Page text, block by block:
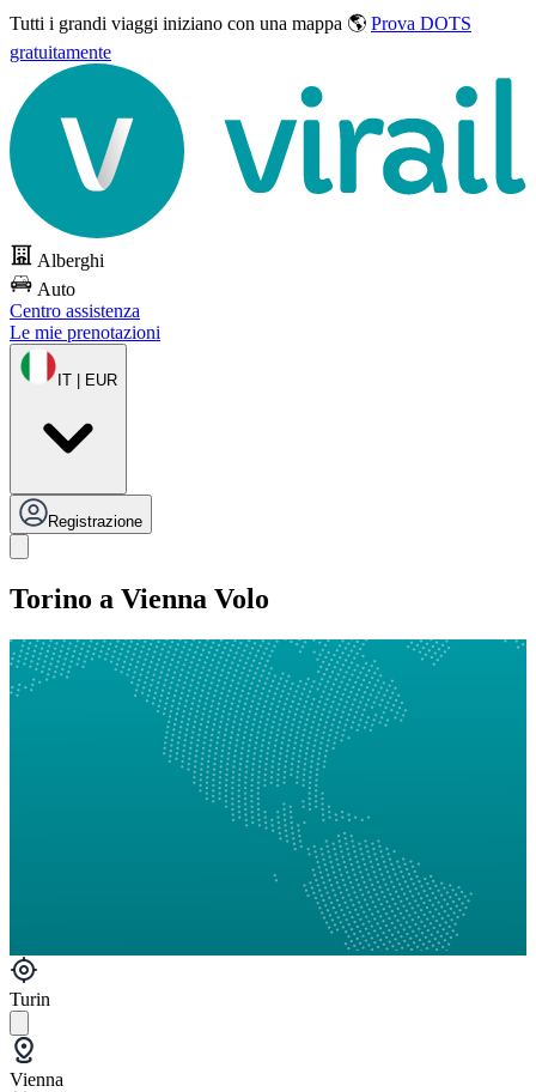
Tutti i grandi viaggi iniziano con una mappa 🌎 Prova DOTS
gratuitamente
Alberghi
Auto
Centro assistenza
Le mie prenotazioni
IT | EUR
Registrazione
Torino a Vienna Volo
Turin
Vienna